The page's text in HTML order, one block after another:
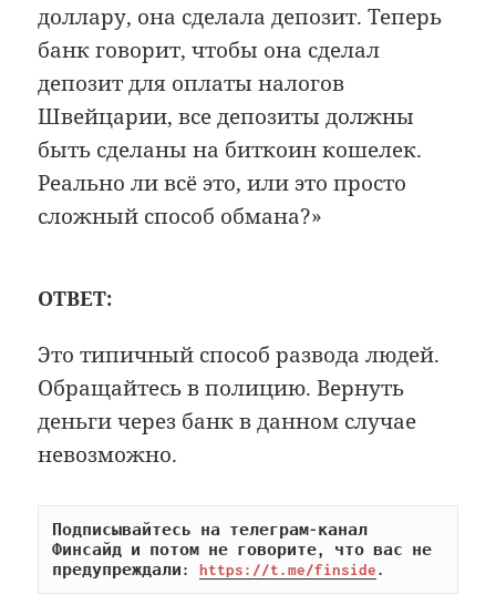
доллару, она сделала депозит. Теперь
банк говорит, чтобы она сделал
депозит для оплаты налогов
Швейцарии, все депозиты должны
быть сделаны на биткоин кошелек.
Реально ли всё это, или это просто
сложный способ обмана?»
ОТВЕТ:
Это типичный способ развода людей.
Обращайтесь в полицию. Вернуть
деньги через банк в данном случае
невозможно.
Подписывайтесь на телеграм-канал
Финсайд и потом не говорите, что вас не
предупреждали: https://t.me/finside.